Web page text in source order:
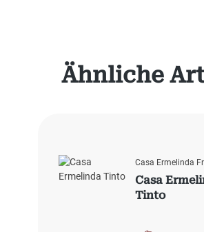
Produktgalerie überspringen
Ähnliche
Casa Ermelinda
Casa
Tinto